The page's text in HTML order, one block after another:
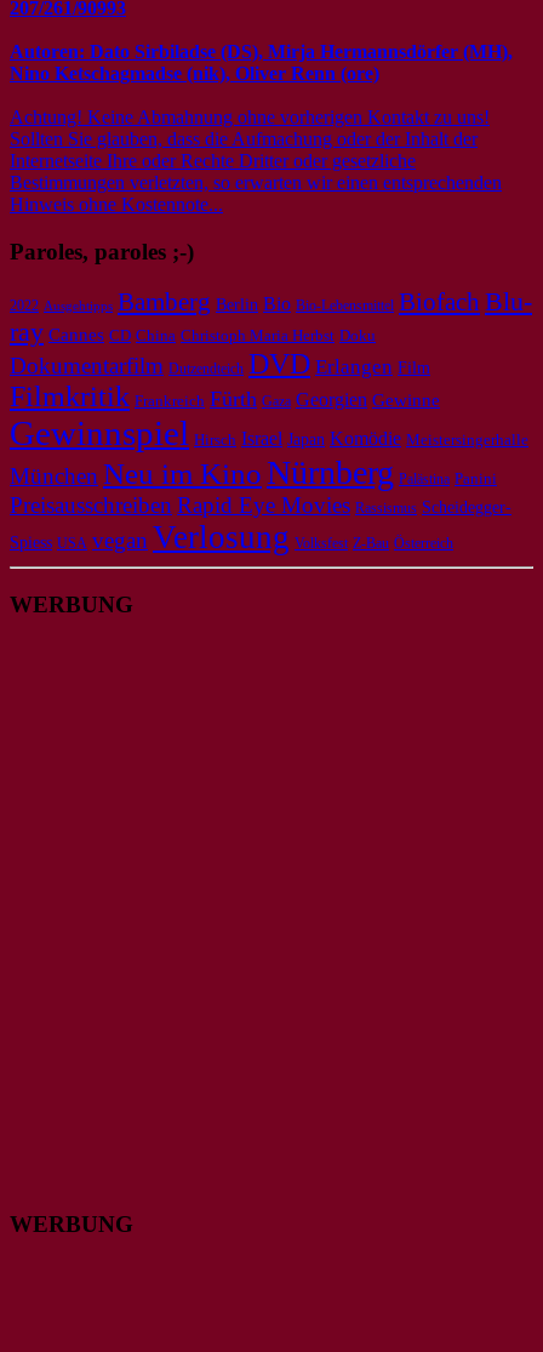
207/261/90993
Autoren: Dato Sirbiladse (DS), Mirja Hermannsdörfer (MH),
Nino Ketschagmadse (nik), Oliver Renn (ore)
Achtung! Keine Abmahnung ohne vorherigen Kontakt zu uns!
Sollten Sie glauben, dass die Aufmachung oder der Inhalt der
Internetseite Ihre oder Rechte Dritter oder gesetzliche
Bestimmungen verletzten, so erwarten wir einen entsprechenden
Hinweis ohne Kostennote...
Paroles, paroles ;-)
2022 Ausgehtipps Bamberg Berlin Bio Bio-Lebensmittel Biofach Blu-
ray Cannes CD China Christoph Maria Herbst Doku
Dokumentarfilm Dutzendteich DVD Erlangen Film
Filmkritik Frankreich Fürth Gaza Georgien Gewinne
Gewinnspiel Hirsch Israel Japan Komödie Meistersingerhalle
München Neu im KinoNürnberg Palästina Panini
Preisausschreiben Rapid Eye Movies Rassismus Scheidegger-
Spiess USA vegan Verlosung Volksfest Z-Bau Österreich
WERBUNG
WERBUNG